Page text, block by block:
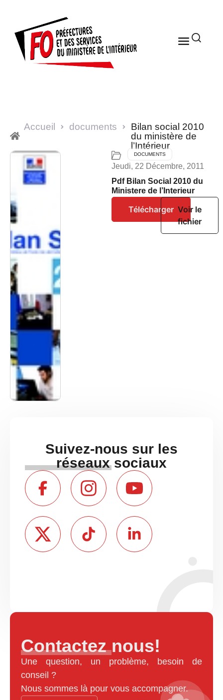
Accueil documents
Bilan social 2010
du ministère de
l’Intérieur
DOCUMENTS
Jeudi, 22 Décembre, 2011
Pdf Bilan Social 2010 du
Ministere de l’Interieur
Télécharger Voir le
fichier
Suivez-nous sur les
réseaux sociaux
Contactez nous!
Une question, un problème, besoin de
conseil ?
Nous sommes là pour vous accompagner.